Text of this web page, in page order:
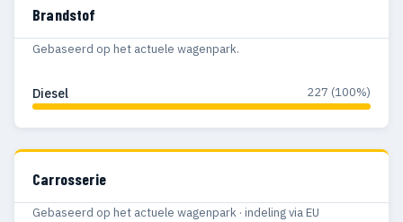
Brandstof
Gebaseerd op het actuele wagenpark.
Diesel 227 (100%)
Carrosserie
Gebaseerd op het actuele wagenpark · indeling via EU